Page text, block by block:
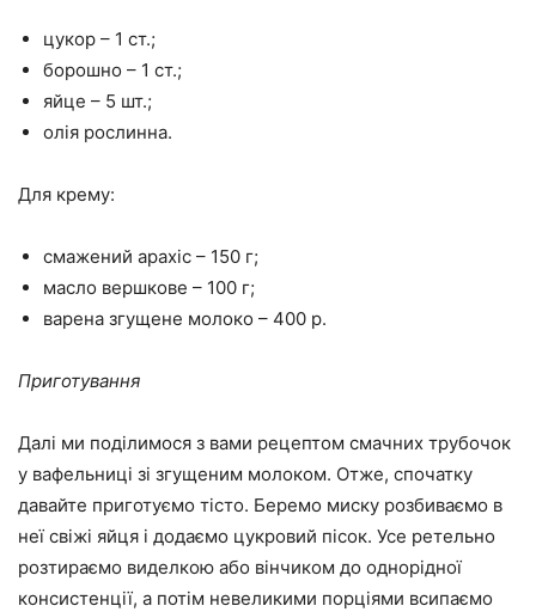
цукор – 1 ст.;
борошно – 1 ст.;
яйце – 5 шт.;
олія рослинна.
Для крему:
смажений арахіс – 150 г;
масло вершкове – 100 г;
варена згущене молоко – 400 р.
Приготування
Далі ми поділимося з вами рецептом смачних трубочок
у вафельниці зі згущеним молоком. Отже, спочатку
давайте приготуємо тісто. Беремо миску розбиваємо в
неї свіжі яйця і додаємо цукровий пісок. Усе ретельно
розтираємо виделкою або вінчиком до однорідної
консистенції, а потім невеликими порціями всипаємо